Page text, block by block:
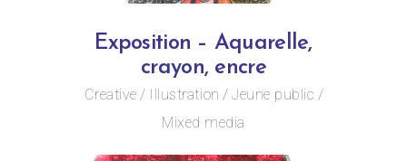
Exposition – Aquarelle,
crayon, encre
Creative Illustration
Jeune public
Mixed media